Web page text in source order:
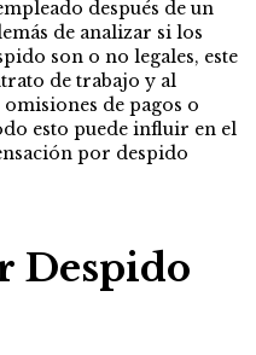
después de un
de analizar si los
son o no legales, este
de trabajo y al
de pagos o
esto puede influir en el
por despido
Despido